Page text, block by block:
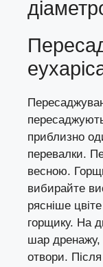
приблизно
перевалки.
весною.
вибирайте
рясніше
горщику. На
шар дренажу,
отвори.